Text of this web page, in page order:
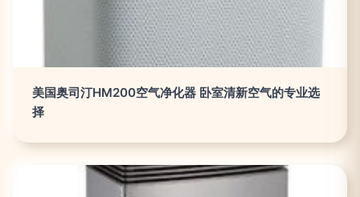
美国奥司汀HM200空气净化器 卧室清新空气的专业选
择